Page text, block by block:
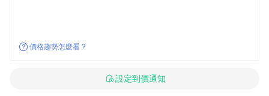
價格趨勢怎麼看？
設定到價通知